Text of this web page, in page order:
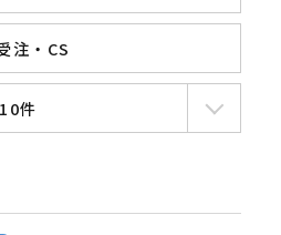
注・CS
10件